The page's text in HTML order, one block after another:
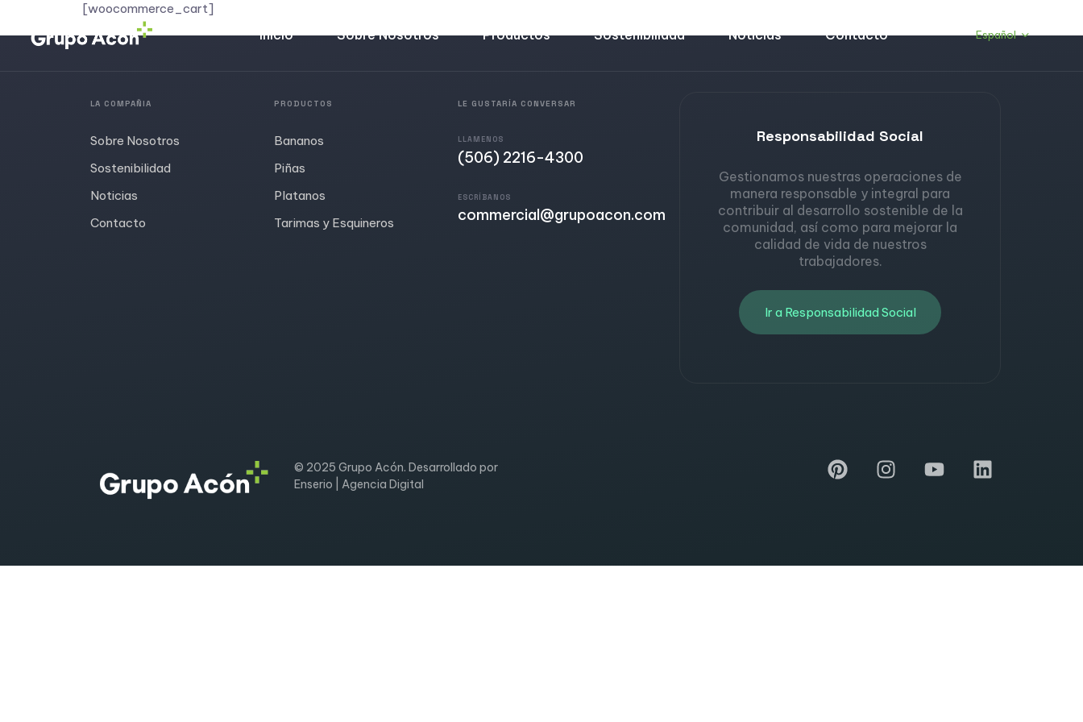
Inicio Sobre Nosotros Productos Sostenibilidad Noticias Contacto Español
[woocommerce_cart]
LA COMPAÑIA
Sobre Nosotros
Sostenibilidad
Noticias
Contacto
PRODUCTOS
Bananos
Piñas
Platanos
Tarimas y Esquineros
LE GUSTARÍA CONVERSAR
LLAMENOS
(506) 2216-4300
ESCRÍBANOS
commercial@grupoacon.com
Responsabilidad Social
Gestionamos nuestras operaciones de
manera responsable y integral para
contribuir al desarrollo sostenible de la
comunidad, así como para mejorar la
calidad de vida de nuestros
trabajadores.
Ir a Responsabilidad Social
© 2025 Grupo Acón. Desarrollado por
Enserio | Agencia Digital